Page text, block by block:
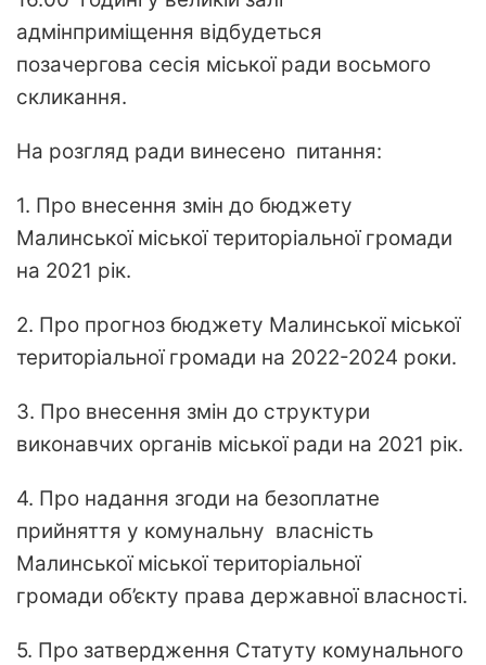
адмінприміщення відбудеться
позачергова сесія міської ради восьмого
скликання.
На розгляд ради винесено питання:
1. Про внесення змін до бюджету
Малинської міської територіальної громади
на 2021 рік.
2. Про прогноз бюджету Малинської міської
територіальної громади на 2022-2024 роки.
3. Про внесення змін до структури
виконавчих органів міської ради на 2021 рік.
4. Про надання згоди на безоплатне
прийняття у комунальну власність
Малинської міської територіальної
громади об’єкту права державної власності.
5. Про затвердження Статуту комунального